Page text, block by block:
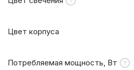
Цвет корпуса
Потребляемая мощность, Вт